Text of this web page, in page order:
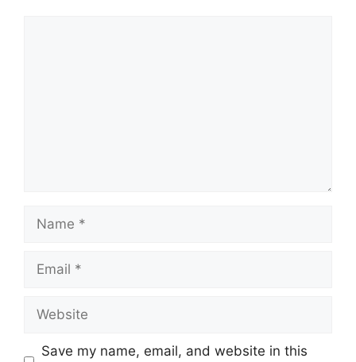
Name
Email
Website
Save my name, email, and website in this